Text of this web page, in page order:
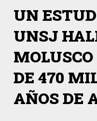
UN
UNSJ
DE 470
AÑOS DE